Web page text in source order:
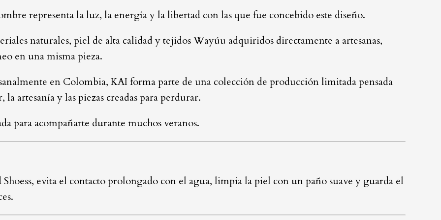
representa la luz, la energía y la libertad con las que fue concebido este diseño.
naturales, piel de alta calidad y tejidos Wayúu adquiridos directamente a artesanas,
en una misma pieza.
en Colombia, KAI forma parte de una colección de producción limitada pensada
artesanía y las piezas creadas para perdurar.
para acompañarte durante muchos veranos.
evita el contacto prolongado con el agua, limpia la piel con un paño suave y guarda el